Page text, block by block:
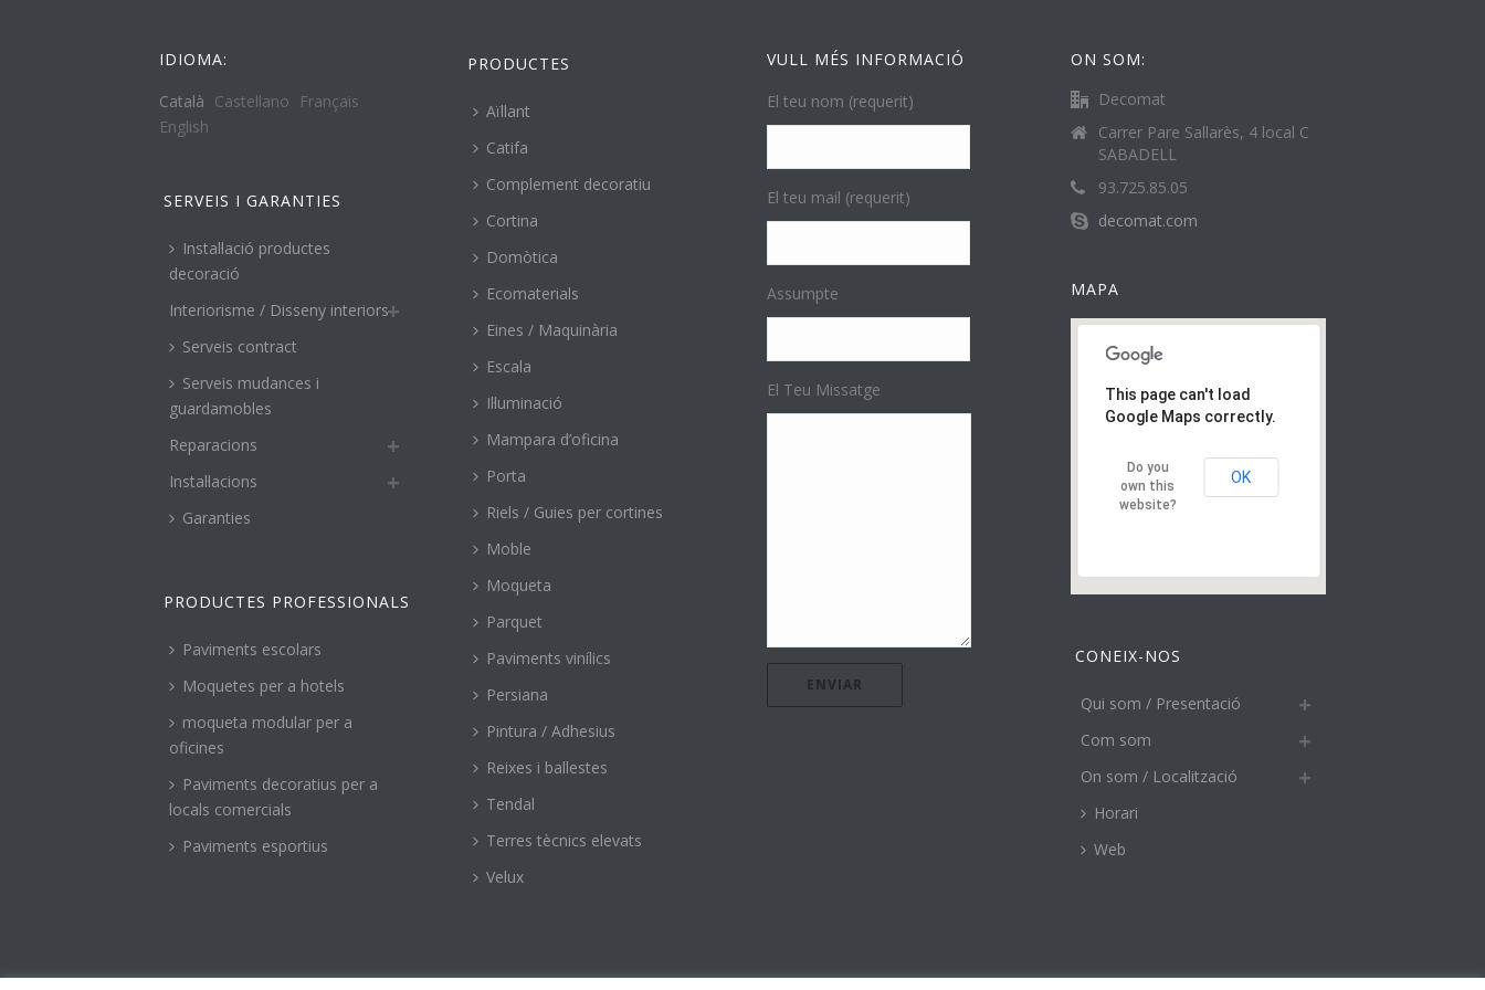
IDIOMA:
Català Castellano
Français
English
SERVEIS I GARANTIES
Instal·lació productes
decoració
Interiorisme / Disseny interiors
Serveis contract
Serveis mudances i
guardamobles
Reparacions
Instal·lacions
Garanties
PRODUCTES PROFESSIONALS
Paviments escolars
Moquetes per a hotels
moqueta modular per a
oficines
Paviments decoratius per a
locals comercials
Paviments esportius
PRODUCTES
Aïllant
Catifa
Complement decoratiu
Cortina
Domòtica
Ecomaterials
Eines / Maquinària
Escala
Il·luminació
Mampara d’oficina
Porta
Riels / Guies per cortines
Moble
Moqueta
Parquet
Paviments vinílics
Persiana
Pintura / Adhesius
Reixes i ballestes
Tendal
Terres tècnics elevats
Velux
VULL MÉS INFORMACIÓ
El teu nom (requerit)
El teu mail (requerit)
Assumpte
El Teu Missatge
ON SOM:
Decomat
Carrer Pare Sallarès, 4 local C
SABADELL
93.725.85.05
decomat.com
MAPA
This page can't load
Google Maps correctly.
Do you
own this
website?
OK
CONEIX-NOS
Qui som / Presentació
Com som
On som / Localització
Horari
Web